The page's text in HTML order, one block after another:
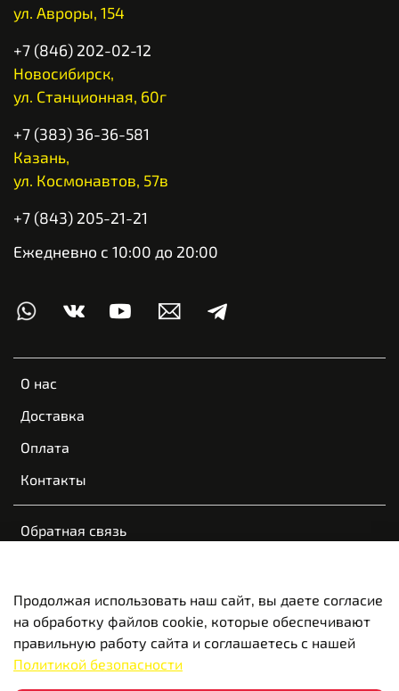
О нас
Доставка
Оплата
Контакты
Обратная связь
Оферта и политика конфиденциальности
Вакансии
ул. Авроры, 154
+7 (846) 202-02-12
Новосибирск,
ул. Станционная, 60г
+7 (383) 36-36-581
Казань,
ул. Космонавтов, 57в
+7 (843) 205-21-21
Ежедневно с 10:00 до 20:00
Продолжая использовать наш сайт, вы даете согласие
на обработку файлов cookie, которые обеспечивают
правильную работу сайта и соглашаетесь с нашей
Политикой безопасности